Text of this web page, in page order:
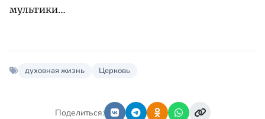
мультики…
духовная жизнь Церковь
Поделиться: